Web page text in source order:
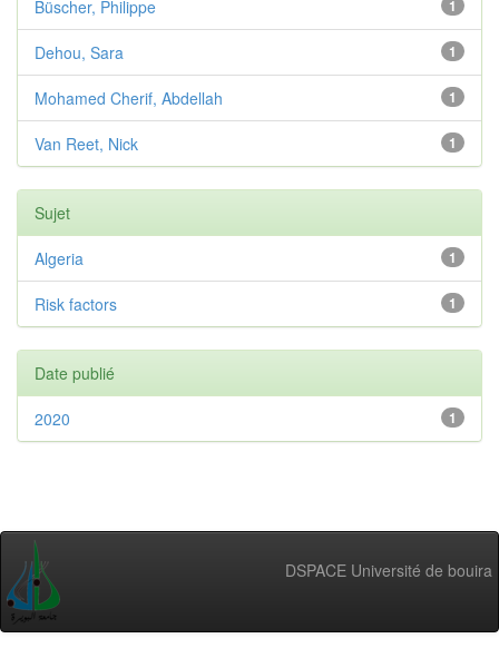
1
Büscher, Philippe
1
Dehou, Sara
1
Mohamed Cherif, Abdellah
1
Van Reet, Nick
Sujet
1
Algeria
1
Risk factors
Date publié
1
2020
DSPACE Université de bouira